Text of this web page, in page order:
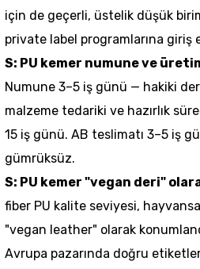
için de geçerli, üstelik düşük
private label programlarına giriş
S: PU kemer numune ve
Numune 3–5 iş günü — hakiki
malzeme tedariki ve hazırlık
15 iş günü. AB teslimatı 3–5 iş
gümrüksüz.
S: PU kemer "vegan deri"
fiber PU kalite seviyesi,
"vegan leather" olarak
Avrupa pazarında doğru